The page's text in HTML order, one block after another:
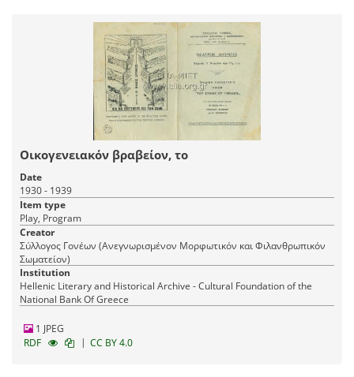
Οικογενειακόν βραβείον, το
Date
1930 - 1939
Item type
Play, Program
Creator
Σύλλογος Γονέων (Ανεγνωρισμένον Μορφωτικόν και Φιλανθρωπικόν
Σωματείον)
Institution
Hellenic Literary and Historical Archive - Cultural Foundation of the
National Bank Of Greece
1 JPEG
RDF
| CC BY 4.0